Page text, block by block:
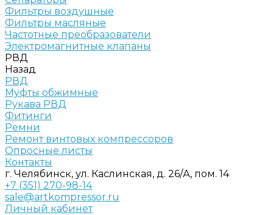
Фильтры воздушные
Фильтры масляные
Частотные преобразователи
Электромагнитные клапаны
РВД
Назад
РВД
Муфты обжимные
Рукава РВД
Фитинги
Ремни
Ремонт винтовых компрессоров
Опросные листы
Контакты
г. Челябинск, ул. Каслинская, д. 26/А, пом. 14
+7 (351) 270-98-14
sale@artkompressor.ru
Личный кабинет